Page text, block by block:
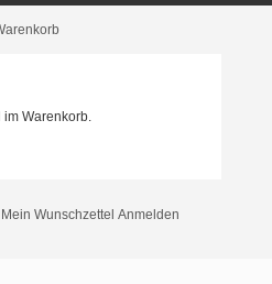
Warenkorb.
Mein Wunschzettel Anmelden